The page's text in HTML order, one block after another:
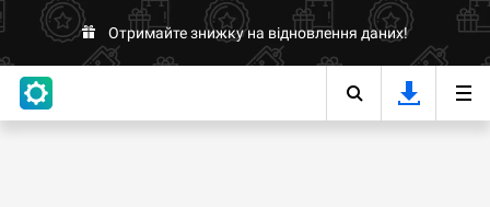
Отримайте знижку на відновлення даних!